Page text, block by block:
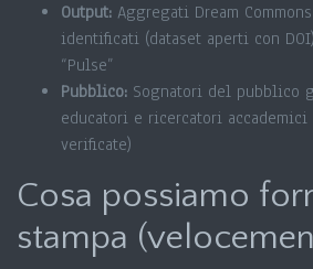
Output: Aggregati Dream
identificati (dataset aperti con
“Pulse”
Pubblico: Sognatori del pubblico
educatori e ricercatori
verificate)
Cosa possiamo
stampa